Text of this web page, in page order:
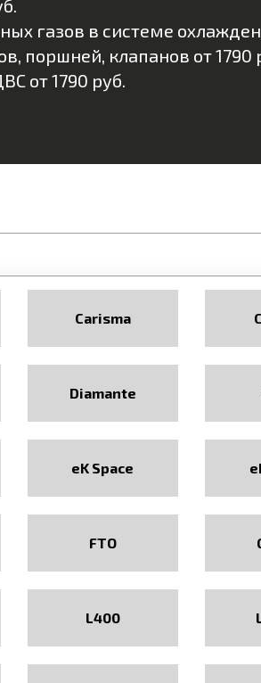
газов в системе
поршней, клапанов от 1790
от 1790 руб.
Carisma
Diamante
eK Space
FTO
L400